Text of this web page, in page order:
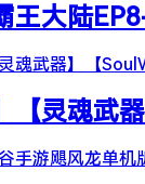
王大陆
【灵魂武